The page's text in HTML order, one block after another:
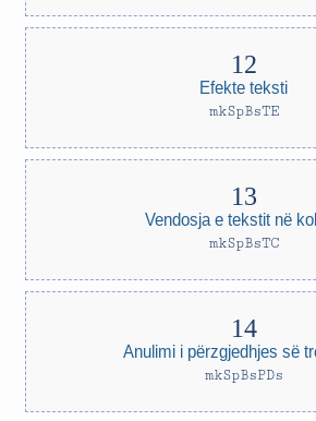
Efekte teksti
mkSpBsTE
Vendosja e tekstit në
mkSpBsTC
Anulimi i përzgjedhjes së
mkSpBsPDs